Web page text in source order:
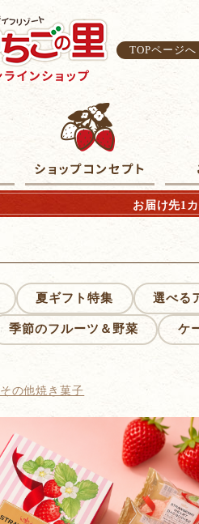
TOPページへ
お届け先1
夏ギフト特集 選べる
季節のフルーツ＆野菜 ケ
その他焼き菓子